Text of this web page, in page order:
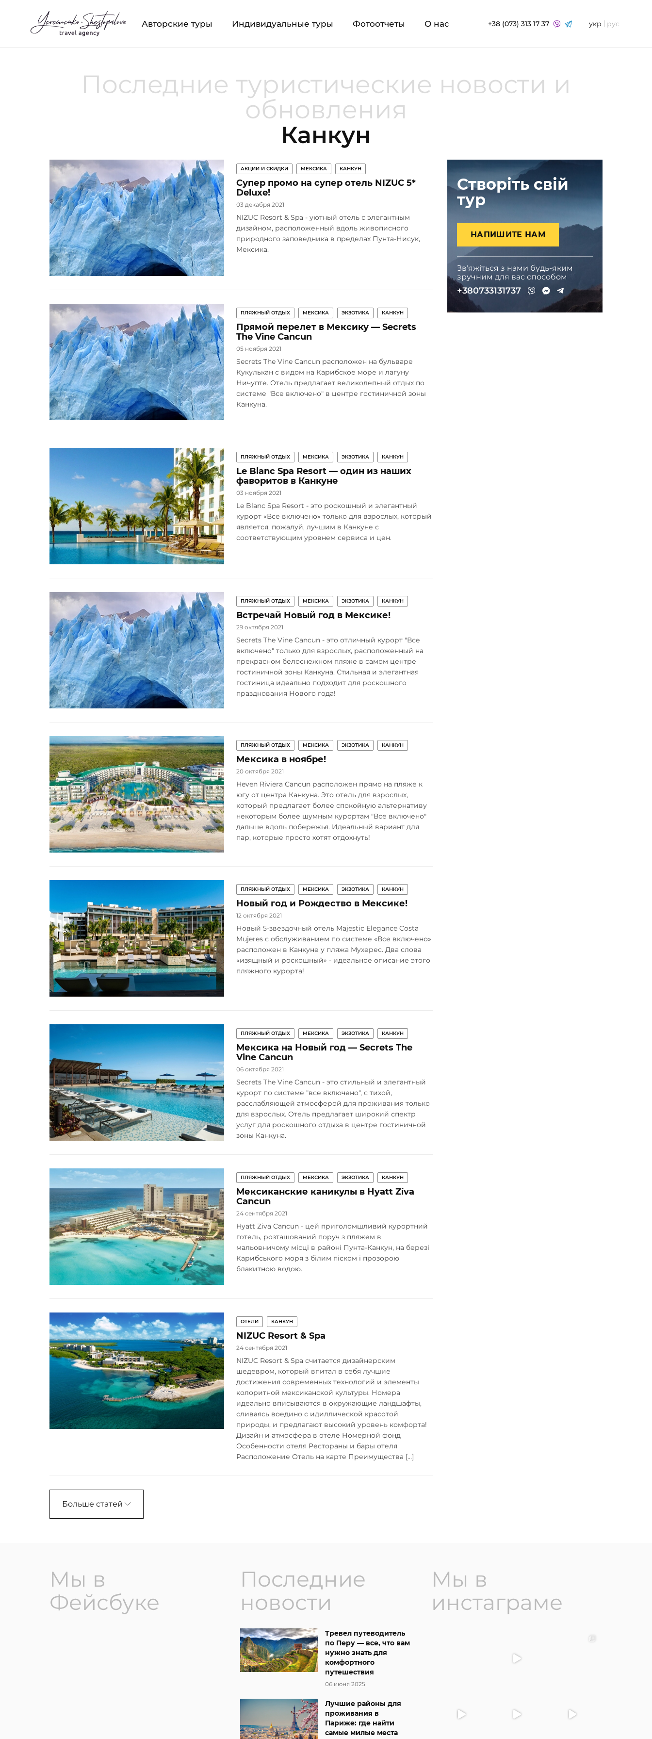
Авторские туры Индивидуальные туры Фотоотчеты О нас +38 (073) 313 17 37 укр рус
Последние туристические новости и
обновления
Канкун
АКЦИИ И СКИДКИ МЕКСИКА КАНКУН
Супер промо на супер отель NIZUC 5*
Deluxe!
03 декабря 2021
NIZUC Resort & Spa - уютный отель с элегантным
дизайном, расположенный вдоль живописного
природного заповедника в пределах Пунта-Нисук,
Мексика.
ПЛЯЖНЫЙ ОТДЫХ МЕКСИКА ЭКЗОТИКА КАНКУН
Прямой перелет в Мексику — Secrets
The Vine Cancun
05 ноября 2021
Secrets The Vine Cancun расположен на бульваре
Кукулькан с видом на Карибское море и лагуну
Ничупте. Отель предлагает великолепный отдых по
системе "Все включено" в центре гостиничной зоны
Канкуна.
ПЛЯЖНЫЙ ОТДЫХ МЕКСИКА ЭКЗОТИКА КАНКУН
Le Blanc Spa Resort — один из наших
фаворитов в Канкуне
03 ноября 2021
Le Blanc Spa Resort - это роскошный и элегантный
курорт «Все включено» только для взрослых, который
является, пожалуй, лучшим в Канкуне с
соответствующим уровнем сервиса и цен.
ПЛЯЖНЫЙ ОТДЫХ МЕКСИКА ЭКЗОТИКА КАНКУН
Встречай Новый год в Мексике!
29 октября 2021
Secrets The Vine Cancun - это отличный курорт "Все
включено" только для взрослых, расположенный на
прекрасном белоснежном пляже в самом центре
гостиничной зоны Канкуна. Стильная и элегантная
гостиница идеально подходит для роскошного
празднования Нового года!
ПЛЯЖНЫЙ ОТДЫХ МЕКСИКА ЭКЗОТИКА КАНКУН
Мексика в ноябре!
20 октября 2021
Heven Riviera Cancun расположен прямо на пляже к
югу от центра Канкуна. Это отель для взрослых,
который предлагает более спокойную альтернативу
некоторым более шумным курортам "Все включено"
дальше вдоль побережья. Идеальный вариант для
пар, которые просто хотят отдохнуть!
ПЛЯЖНЫЙ ОТДЫХ МЕКСИКА ЭКЗОТИКА КАНКУН
Новый год и Рождество в Мексике!
12 октября 2021
Новый 5-звездочный отель Majestic Elegance Costa
Mujeres с обслуживанием по системе «Все включено»
расположен в Канкуне у пляжа Мухерес. Два слова
«изящный и роскошный» - идеальное описание этого
пляжного курорта!
ПЛЯЖНЫЙ ОТДЫХ МЕКСИКА ЭКЗОТИКА КАНКУН
Мексика на Новый год — Secrets The
Vine Cancun
06 октября 2021
Secrets The Vine Cancun - это стильный и элегантный
курорт по системе "все включено", с тихой,
расслабляющей атмосферой для проживания только
для взрослых. Отель предлагает широкий спектр
услуг для роскошного отдыха в центре гостиничной
зоны Канкуна.
ПЛЯЖНЫЙ ОТДЫХ МЕКСИКА ЭКЗОТИКА КАНКУН
Мексиканские каникулы в Hyatt Ziva
Cancun
24 сентября 2021
Hyatt Ziva Cancun - цей приголомшливий курортний
готель, розташований поруч з пляжем в
мальовничому місці в районі Пунта-Канкун, на березі
Карибського моря з білим піском і прозорою
блакитною водою.
ОТЕЛИ КАНКУН
NIZUC Resort & Spa
24 сентября 2021
NIZUC Resort & Spa считается дизайнерским
шедевром, который впитал в себя лучшие
достижения современных технологий и элементы
колоритной мексиканской культуры. Номера
идеально вписываются в окружающие ландшафты,
сливаясь воедино с идиллической красотой
природы, и предлагают высокий уровень комфорта!
Дизайн и атмосфера в отеле Номерной фонд
Особенности отеля Рестораны и бары отеля
Расположение Отель на карте Преимущества […]
Больше статей
Створіть свій
тур
НАПИШИТЕ НАМ
Звʼяжіться з нами будь-яким
зручним для вас способом
+380733131737
Мы в
Фейсбуке
Последние
новости
Тревел путеводитель
по Перу — все, что вам
нужно знать для
комфортного
путешествия
06 июня 2025
Лучшие районы для
проживания в
Париже: где найти
самые милые места
Мы в
инстаграме